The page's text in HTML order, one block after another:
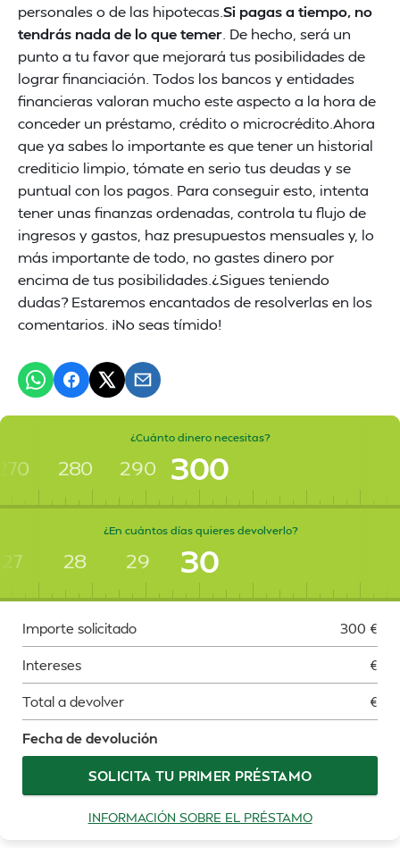
personales o de las hipotecas.Si pagas a tiempo, no
tendrás nada de lo que temer . De hecho, será un
punto a tu favor que mejorará tus posibilidades de
lograr financiación. Todos los bancos y entidades
financieras valoran mucho este aspecto a la hora de
conceder un préstamo, crédito o microcrédito.Ahora
que ya sabes lo importante es que tener un historial
crediticio limpio, tómate en serio tus deudas y se
puntual con los pagos. Para conseguir esto, intenta
tener unas finanzas ordenadas, controla tu flujo de
ingresos y gastos, haz presupuestos mensuales y, lo
más importante de todo, no gastes dinero por
encima de tus posibilidades.¿Sigues teniendo
dudas? Estaremos encantados de resolverlas en los
comentarios. ¡No seas tímido!
¿Cuánto dinero necesitas?
280 290 300
¿En cuántos días quieres devolverlo?
27 28 29 30
Importe solicitado 300 €
Intereses €
Total a devolver €
Fecha de devolución
SOLICITA TU PRIMER PRÉSTAMO
INFORMACIÓN SOBRE EL PRÉSTAMO